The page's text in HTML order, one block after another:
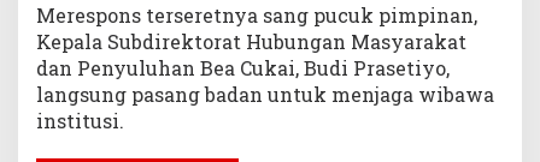
Merespons terseretnya sang pucuk pimpinan,
Kepala Subdirektorat Hubungan Masyarakat
dan Penyuluhan Bea Cukai, Budi Prasetiyo,
langsung pasang badan untuk menjaga wibawa
institusi.